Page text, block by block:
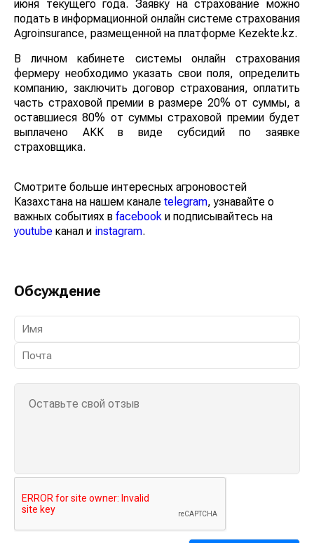
июня текущего года. Заявку на страхование можно
подать в информационной онлайн системе страхования
Agroinsurance, размещенной на платформе Kezekte.kz.
В личном кабинете системы онлайн страхования
фермеру необходимо указать свои поля, определить
компанию, заключить договор страхования, оплатить
часть страховой премии в размере 20% от суммы, а
оставшиеся 80% от суммы страховой премии будет
выплачено АКК в виде субсидий по заявке
страховщика.
Смотрите больше интересных агроновостей
Казахстана на нашем канале telegram, узнавайте о
важных событиях в facebook и подписывайтесь на
youtube канал и instagram.
Обсуждение